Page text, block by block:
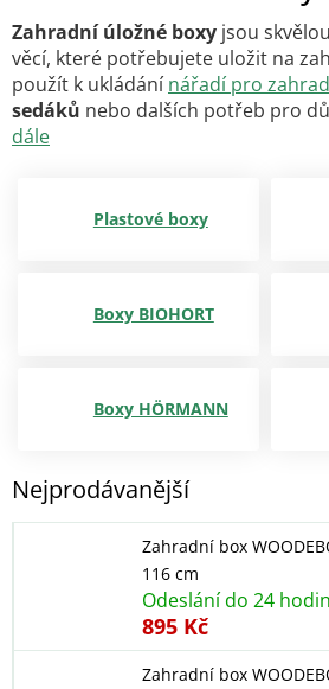
Zahradní úložné boxy jsou
věcí, které potřebujete uložit na
použít k ukládánínářadí pro
sedáků nebo dalších potřeb pro
dále
Plastové boxy
Boxy BIOHORT
Boxy HÖRMANN
Nejprodávanější
Zahradní box
116 cm
Odeslání do 24 hodin
895 Kč
Zahradní box